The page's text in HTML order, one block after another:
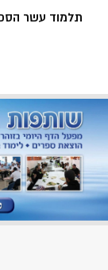
תלמוד עשר